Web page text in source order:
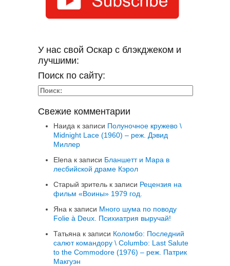
У нас свой Оскар с блэкджеком и
лучшими:
Поиск по сайту:
Свежие комментарии
Наида к записи Полуночное кружево \
Midnight Lace (1960) – реж. Дэвид
Миллер
Elena к записи Бланшетт и Мара в
лесбийской драме Кэрол
Старый зритель к записи Рецензия на
фильм «Воины» 1979 год.
Яна к записи Много шума по поводу
Folie à Deux. Психиатрия выручай!
Татьяна к записи Коломбо: Последний
салют командору \ Columbo: Last Salute
to the Commodore (1976) – реж. Патрик
Макгуэн